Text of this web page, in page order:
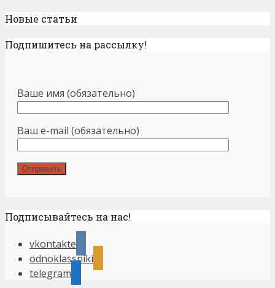
Новые статьи
Подпишитесь на рассылку!
Ваше имя (обязательно)
Ваш e-mail (обязательно)
Подписывайтесь на нас!
vkontakte
odnoklassniki
telegram